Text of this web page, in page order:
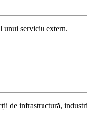
unui serviciu extern.
de infrastructură,